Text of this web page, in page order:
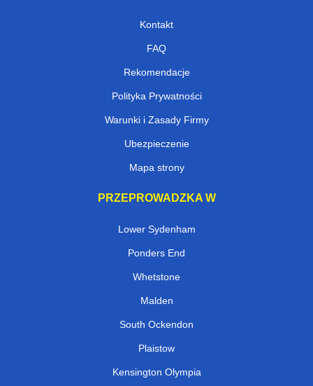
Kontakt
FAQ
Rekomendacje
Polityka Prywatności
Warunki i Zasady Firmy
Ubezpieczenie
Mapa strony
PRZEPROWADZKA W
Lower Sydenham
Ponders End
Whetstone
Malden
South Ockendon
Plaistow
Kensington Olympia